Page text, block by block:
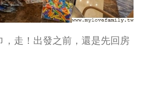
，走！出發之前，還是先回房